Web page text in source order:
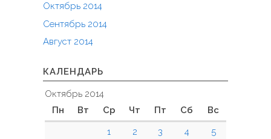
Октябрь 2014
Сентябрь 2014
Август 2014
КАЛЕНДАРЬ
Октябрь 2014
Пн
Вт Ср Чт Пт Сб Вс
1 2 3 4
5